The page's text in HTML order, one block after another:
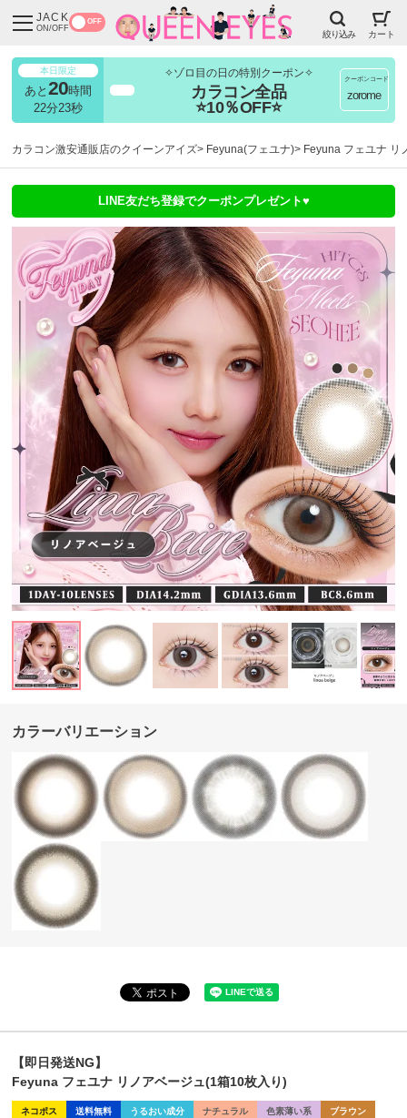
JACK
ON/OFF
OFF
絞り込み カート
本日限定
あと 20時間
22分22秒
✧ゾロ目の日の特別クーポン✧
カラコン全品
⭐10％OFF⭐
クーポンコード
zorome
カラコン激安通販店のクイーンアイズ Feyuna(フェユナ) Feyuna フェユナ リ
LINE友だち登録でクーポンプレゼント♥
カラーバリエーション
【即日発送NG】
Feyuna フェユナ リノアベージュ(1箱10枚入り)
ネコポス 送料無料 うるおい成分 ナチュラル 色素薄い系 ブラウン